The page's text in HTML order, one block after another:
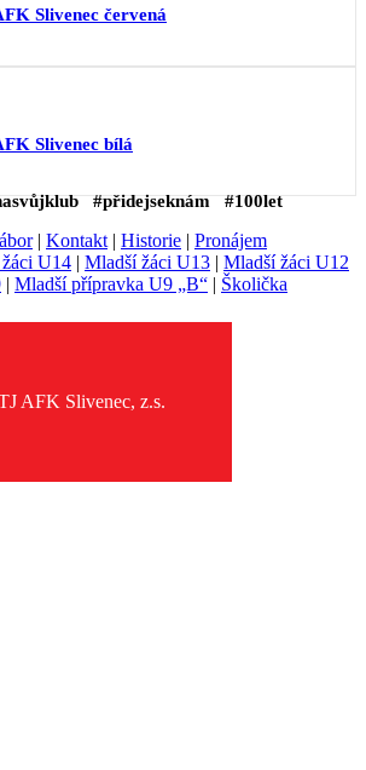
Slivenec červená
Slivenec bílá
#přidejseknám #100let
| Kontakt | Historie | Pronájem
žáci U14 | Mladší žáci U13 | Mladší žáci U12
| Mladší přípravka U9 „B“ | Školička
AFK Slivenec, z.s.